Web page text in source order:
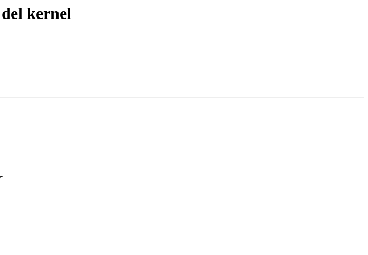
kernel